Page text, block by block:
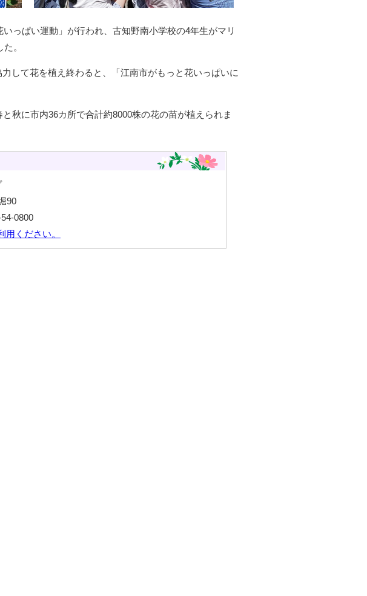
っぱい運動」が行われ、古知野南小学校の4年生がマリ
。
して花を植え終わると、「江南市がもっと花いっぱいに
秋に市内36カ所で合計約8000株の花の苗が植えられま
90
0800
ください。